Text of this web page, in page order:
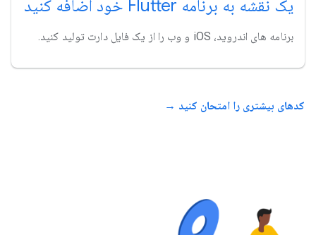
یک نقشه به برنامه Flutter خود اضافه کنید
برنامه های اندروید، iOS و وب را از یک فایل دارت تولید کنید.
کدهای بیشتری را امتحان کنید →